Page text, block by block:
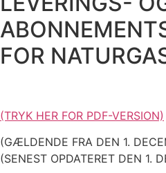
FOR
(TRYK HER FOR PDF-VERSION)
(GÆLDENDE FRA DEN 1.
(SENEST OPDATERET DEN 1.